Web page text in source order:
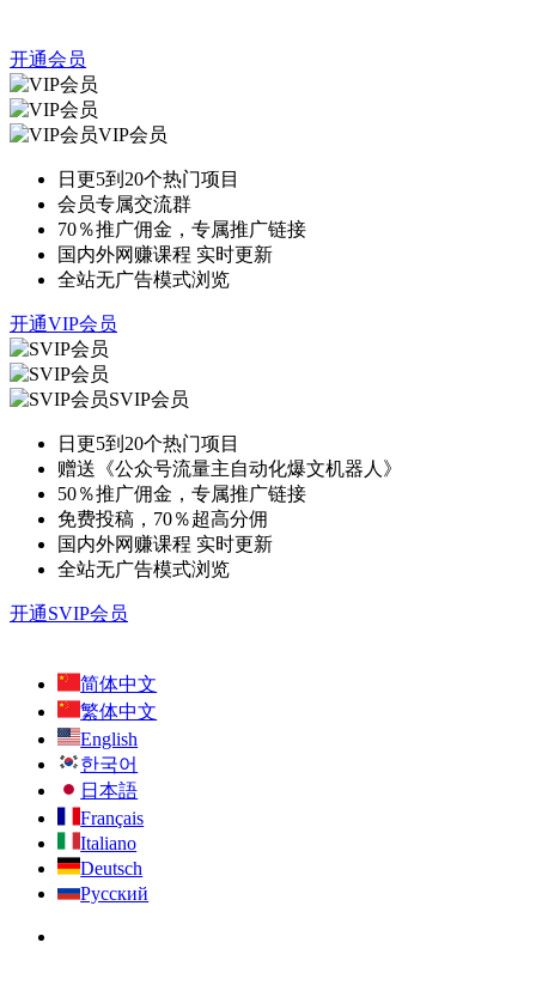
开通会员
VIP会员
日更5到20个热门项目
会员专属交流群
70％推广佣金，专属推广链接
国内外网赚课程 实时更新
全站无广告模式浏览
开通VIP会员
SVIP会员
日更5到20个热门项目
赠送《公众号流量主自动化爆文机器人》
50％推广佣金，专属推广链接
免费投稿，70％超高分佣
国内外网赚课程 实时更新
全站无广告模式浏览
开通SVIP会员
简体中文
繁体中文
English
한국어
日本語
Français
Italiano
Deutsch
Русский